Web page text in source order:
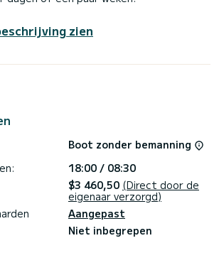
8 personen. Met een totale lengte
vermogen van 1 pk zal het uw beste
van Marina di Portisco.
heeft 1 met douche
over de volgende uitrusting:
expert voor uw
zien
Boot zonder bemanning
18:00 / 08:30
$3 460,50 (Direct door de
eigenaar verzorgd)
Aangepast
Niet inbegrepen